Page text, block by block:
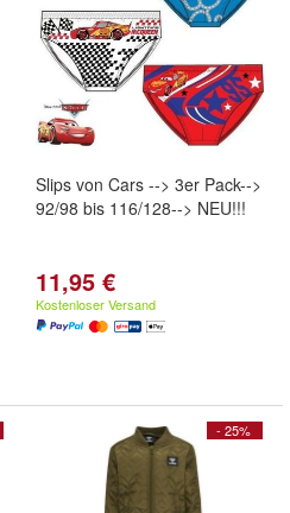
Slips von Cars --> 3er Pack-->
92/98 bis 116/128--> NEU!!!
11,95 €
Kostenloser Versand
- 25%